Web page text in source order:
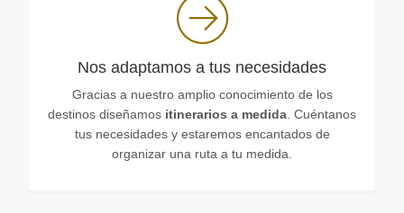
Nos adaptamos a tus necesidades
Gracias a nuestro amplio conocimiento de los
destinos diseñamos itinerarios a medida . Cuéntanos
tus necesidades y estaremos encantados de
organizar una ruta a tu medida.